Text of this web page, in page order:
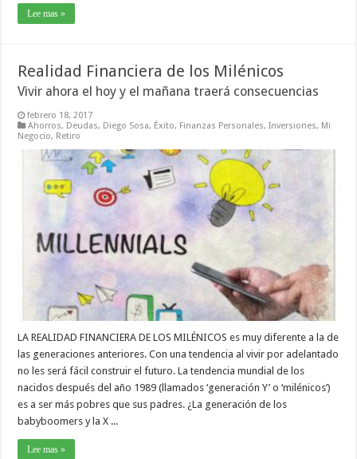
Lee mas »
Realidad Financiera de los Milénicos
Vivir ahora el hoy y el mañana traerá consecuencias
febrero 18, 2017
Ahorros, Deudas, Diego Sosa, Éxito, Finanzas Personales,Inversiones, Mi
Negocio, Retiro
LA REALIDAD FINANCIERA DE LOS MILÉNICOS es muy diferente a la de
las generaciones anteriores. Con una tendencia al vivir por adelantado
no les será fácil construir el futuro. La tendencia mundial de los
nacidos después del año 1989 (llamados ‘generación Y’ o ‘milénicos’)
es a ser más pobres que sus padres. ¿La generación de los
babyboomers y la X ...
Lee mas »